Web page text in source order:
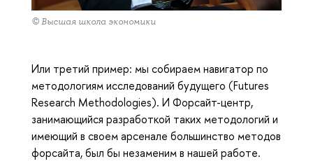
© Высшая школа экономики
Или третий пример: мы собираем навигатор по
методологиям исследований будущего (Futures
Research Methodologies). И Форсайт-центр,
занимающийся разработкой таких методологий и
имеющий в своем арсенале большинство методов
форсайта, был бы незаменим в нашей работе.